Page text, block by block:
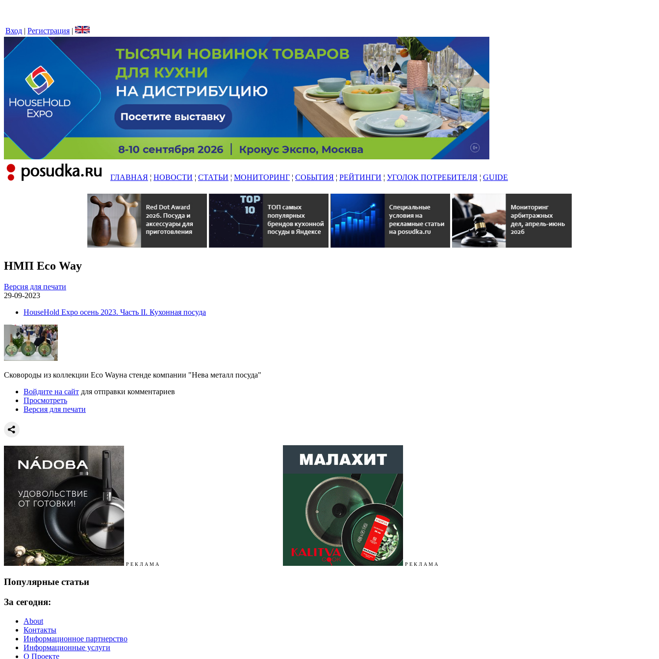
Вход | Регистрация |
ГЛАВНАЯ ¦ НОВОСТИ ¦ СТАТЬИ ¦ МОНИТОРИНГ ¦ СОБЫТИЯ ¦ РЕЙТИНГИ ¦ УГОЛОК ПОТРЕБИТЕЛЯ ¦ GUIDE
НМП Eco Way
Версия для печати
29-09-2023
HouseHold Expo осень 2023. Часть II. Кухонная посуда
Сковороды из коллекции Eco Wayна стенде компании "Нева металл посуда"
Войдите на сайт для отправки комментариев
Просмотреть
Версия для печати
Р Е К Л А М А Р Е К Л А М А
Популярные статьи
За сегодня:
About
Контакты
Информационное партнерство
Информационные услуги
О Проекте